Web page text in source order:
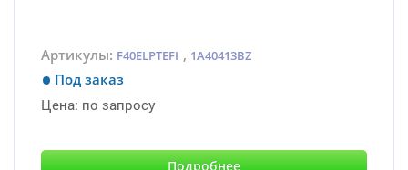
Артикулы: F40ELPTEFI , 1A40413BZ
Под заказ
Цена: по запросу
Подробнее